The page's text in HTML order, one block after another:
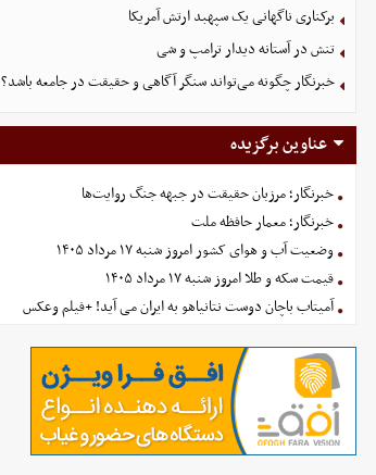
برکناری ناگهانی یک سپهبد ارتش آمریکا
تنش در آستانه دیدار ترامپ و شی
خبرنگار چگونه می‌تواند سنگر آگاهی و حقیقت در جامعه باشد؟
عناوین برگزیده
خبرنگار؛ مرزبان حقیقت در جبهه جنگ روایت‌ها
خبرنگار؛ معمار حافظه ملت
وضعیت آب و هوای کشور امروز شنبه ۱۷ مرداد ۱۴۰۵
قیمت سکه و طلا امروز شنبه ۱۷ مرداد ۱۴۰۵
آمیتاب باچان دوست نتانیاهو به ایران می آید! +فیلم وعکس